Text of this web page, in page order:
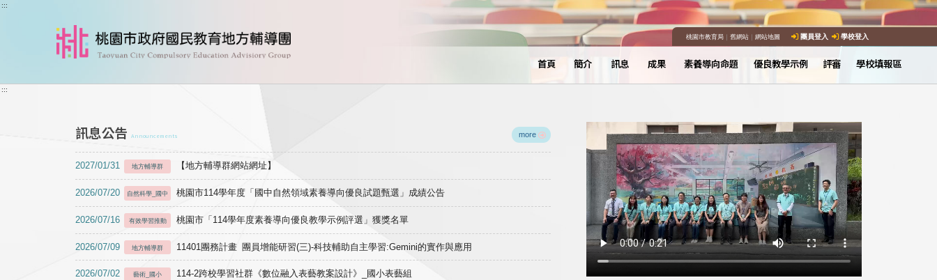
跳到主要內容
:::
桃園市教育局｜ 舊網站｜ 網站地圖 團員登入 學校登入
首頁 簡介 訊息 成果 素養導向命題 優良教學示例 評審 學校填報區
:::
訊息公告 Announcements more
2027/01/31 地方輔導群 【地方輔導群網站網址】
2026/07/20 自然科學_國中 桃園市114學年度「國中自然領域素養導向優良試題甄選」成績公告
2026/07/16 有效學習推動 桃園市「114學年度素養導向優良教學示例評選」獲獎名單
2026/07/09 地方輔導群 11401團務計畫 團員增能研習(三)-科技輔助自主學習:Gemini的實作與應用
2026/07/02 藝術_國小 114-2跨校學習社群《數位融入表藝教案設計》_國小表藝組